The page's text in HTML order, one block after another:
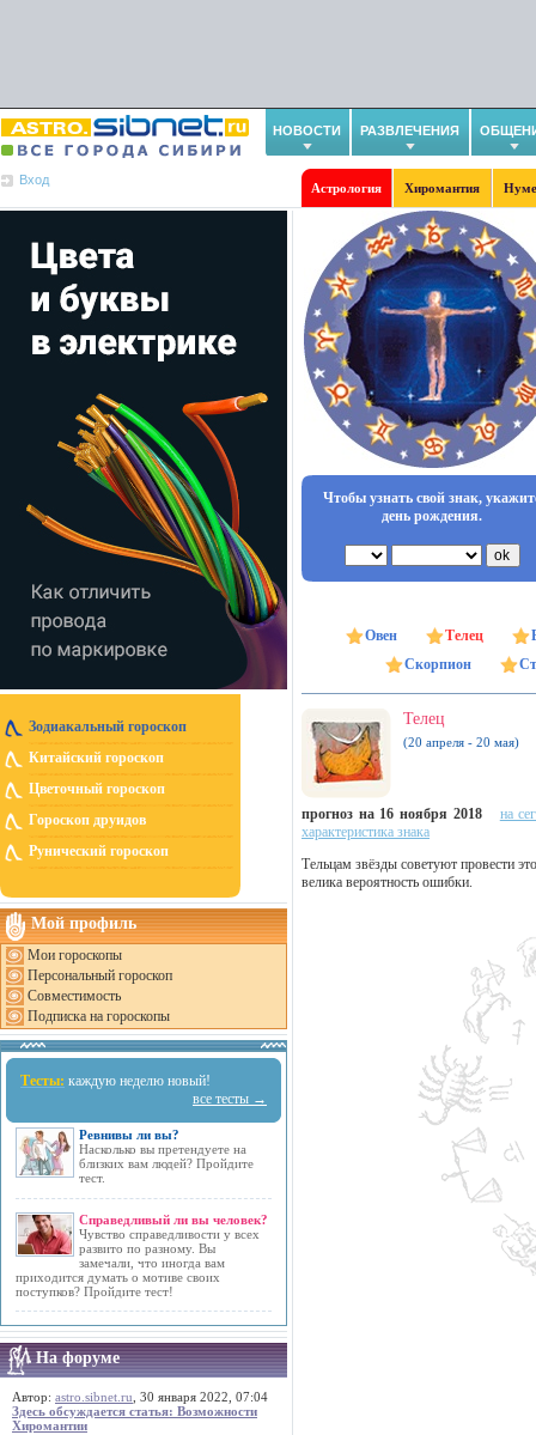
НОВОСТИ РАЗВЛЕЧЕНИЯ
Вход
Астрология Хиромантия
Зодиакальный гороскоп
Китайский гороскоп
Цветочный гороскоп
Гороскоп друидов
Рунический гороскоп
Мой профиль
Мои гороскопы
Персональный гороскоп
Совместимость
Подписка на гороскопы
Тесты: каждую неделю новый!
все тесты →
Ревнивы ли вы?
Насколько вы претендуете на
близких вам людей? Пройдите
тест.
Справедливый ли вы человек?
Чувство справедливости у всех
развито по разному. Вы
замечали, что иногда вам
приходится думать о мотиве своих
поступков? Пройдите тест!
На форуме
Автор: astro.sibnet.ru , 30 января 2022, 07:04
Здесь обсуждается статья: Возможности
Хиромантии
Чтобы узнать свой знак,
день рождения.
Овен Телец
Скорпион
Телец
(20 апреля - 20 мая)
прогноз на 16 ноября 2018
на
характеристика знака
Тельцам звёзды советуют провести
велика вероятность ошибки.